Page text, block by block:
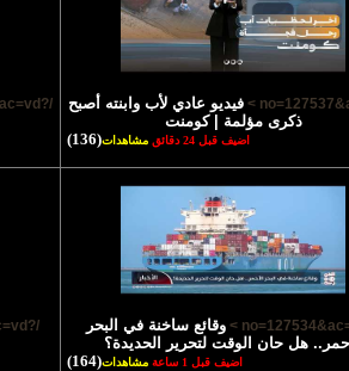
فيديو عادي لأب وابنته أصبح
ذكرى مؤلمة | كومنت
اضيف قبل 24 دقائق مشاهدات(136)
/?no=127536&ac=vd >
وقائع ساخنة في البحر
هل حان الوقت لتحرير الحديدة؟
اضيف قبل 1 ساعة مشاهدات(164)
/?no=127533&ac=vd >